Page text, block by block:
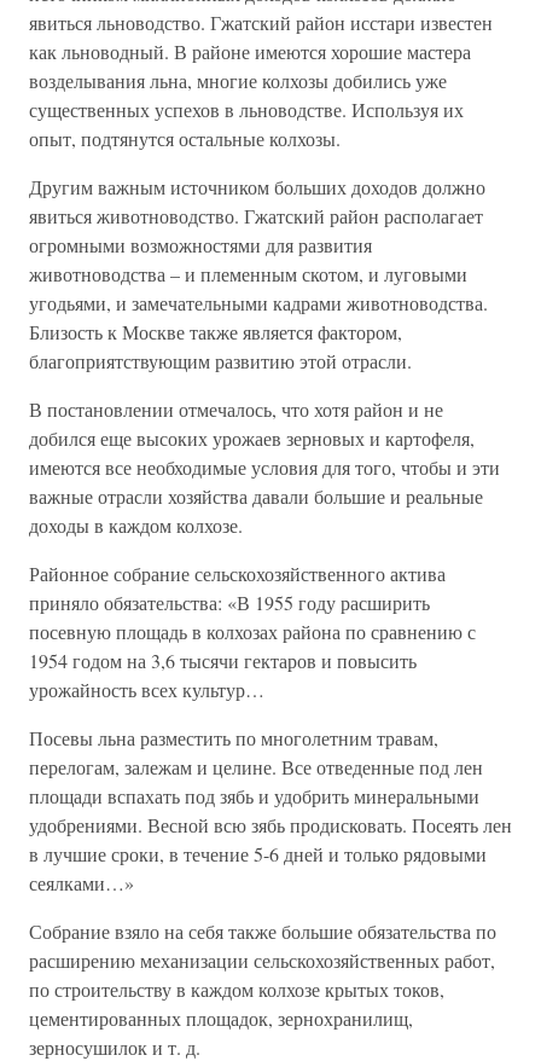
явиться льноводство. Гжатский район исстари известен
как льноводный. В районе имеются хорошие мастера
возделывания льна, многие колхозы добились уже
существенных успехов в льноводстве. Используя их
опыт, подтянутся остальные колхозы.
Другим важным источником больших доходов должно
явиться животноводство. Гжатский район располагает
огромными возможностями для развития
животноводства – и племенным скотом, и луговыми
угодьями, и замечательными кадрами животноводства.
Близость к Москве также является фактором,
благоприятствующим развитию этой отрасли.
В постановлении отмечалось, что хотя район и не
добился еще высоких урожаев зерновых и картофеля,
имеются все необходимые условия для того, чтобы и эти
важные отрасли хозяйства давали большие и реальные
доходы в каждом колхозе.
Районное собрание сельскохозяйственного актива
приняло обязательства: «В 1955 году расширить
посевную площадь в колхозах района по сравнению с
1954 годом на 3,6 тысячи гектаров и повысить
урожайность всех культур…
Посевы льна разместить по многолетним травам,
перелогам, залежам и целине. Все отведенные под лен
площади вспахать под зябь и удобрить минеральными
удобрениями. Весной всю зябь продисковать. Посеять лен
в лучшие сроки, в течение 5-6 дней и только рядовыми
сеялками…»
Собрание взяло на себя также большие обязательства по
расширению механизации сельскохозяйственных работ,
по строительству в каждом колхозе крытых токов,
цементированных площадок, зернохранилищ,
зерносушилок и т. д.